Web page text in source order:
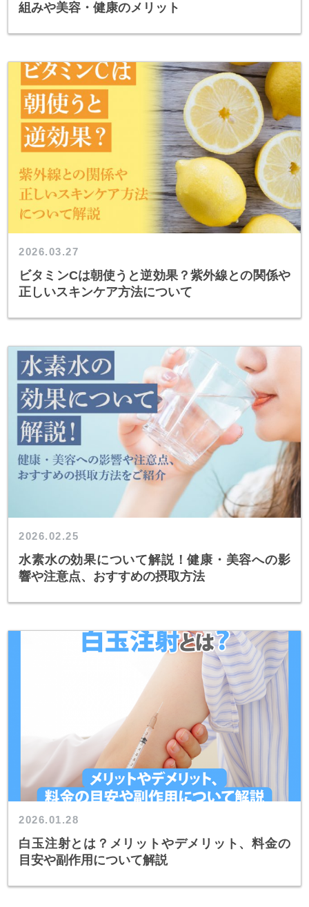
組みや美容・健康のメリット
2026.03.27
ビタミンCは朝使うと逆効果？紫外線との関係や
正しいスキンケア方法について
2026.02.25
水素水の効果について解説！健康・美容への影
響や注意点、おすすめの摂取方法
2026.01.28
白玉注射とは？メリットやデメリット、料金の
目安や副作用について解説